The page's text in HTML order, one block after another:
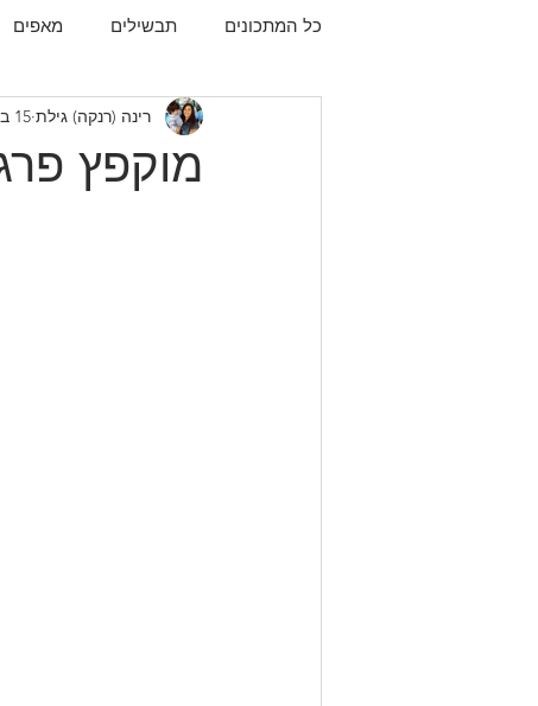
כל המתכונים תבשילים מאפים
תפו"א עוף
מוקפץ
רינה (רנקה) גילת 15 באוק׳ 2020